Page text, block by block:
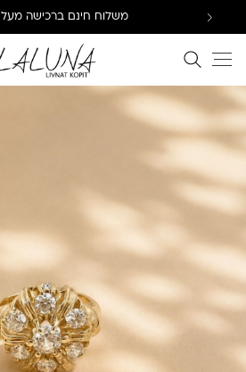
משלוח חינם ברכישה מעל 800 ₪
חיפוש באתר